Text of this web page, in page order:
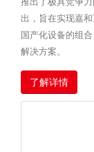
出，旨在实现嘉
国产化设备的组
解决方案。
了解详情